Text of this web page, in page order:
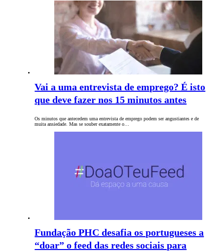
Vai a uma entrevista de emprego? É isto
que deve fazer nos 15 minutos antes
Os minutos que antecedem uma entrevista de emprego podem ser angustiantes e de
muita ansiedade. Mas se souber exatamente o…
Fundação PHC desafia os portugueses a
“doar” o feed das redes sociais para